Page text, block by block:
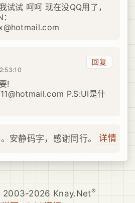
试试 呵呵 现在没QQ用了，
回复
!
P.S:UI是什
安静码字，感谢同行。 详情
2026 Knay.Net®